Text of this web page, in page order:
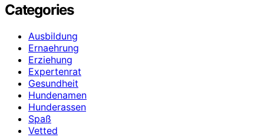
Categories
Ausbildung
Ernaehrung
Erziehung
Expertenrat
Gesundheit
Hundenamen
Hunderassen
Spaß
Vetted